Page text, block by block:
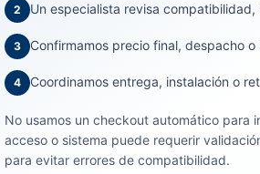
2 Un especialista revisa
3 Confirmamos precio final, despacho o
4 Coordinamos entrega, instalación o
No usamos un checkout automático para
acceso o sistema puede requerir
para evitar errores de compatibilidad.